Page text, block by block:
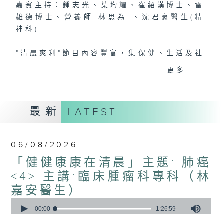
嘉賓主持：鍾志光、葉均耀、崔紹漢博士、雷
雄德博士、營養師 林思為 、沈君豪醫生(精
神科)
"清晨爽利"節目內容豐富，集保健、生活及社
會資訊等元素於一身。主要環節有：「健健康
及行山等實用貼士
清晨爽利之齊齊做早操
更多...
最新 LATEST
06/08/2026
「健健康康在清晨」主題: 肺癌
<4> 主講:臨床腫瘤科專科（林
嘉安醫生）
seconds
00:00 1:26:59